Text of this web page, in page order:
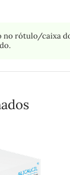
rótulo/caixa